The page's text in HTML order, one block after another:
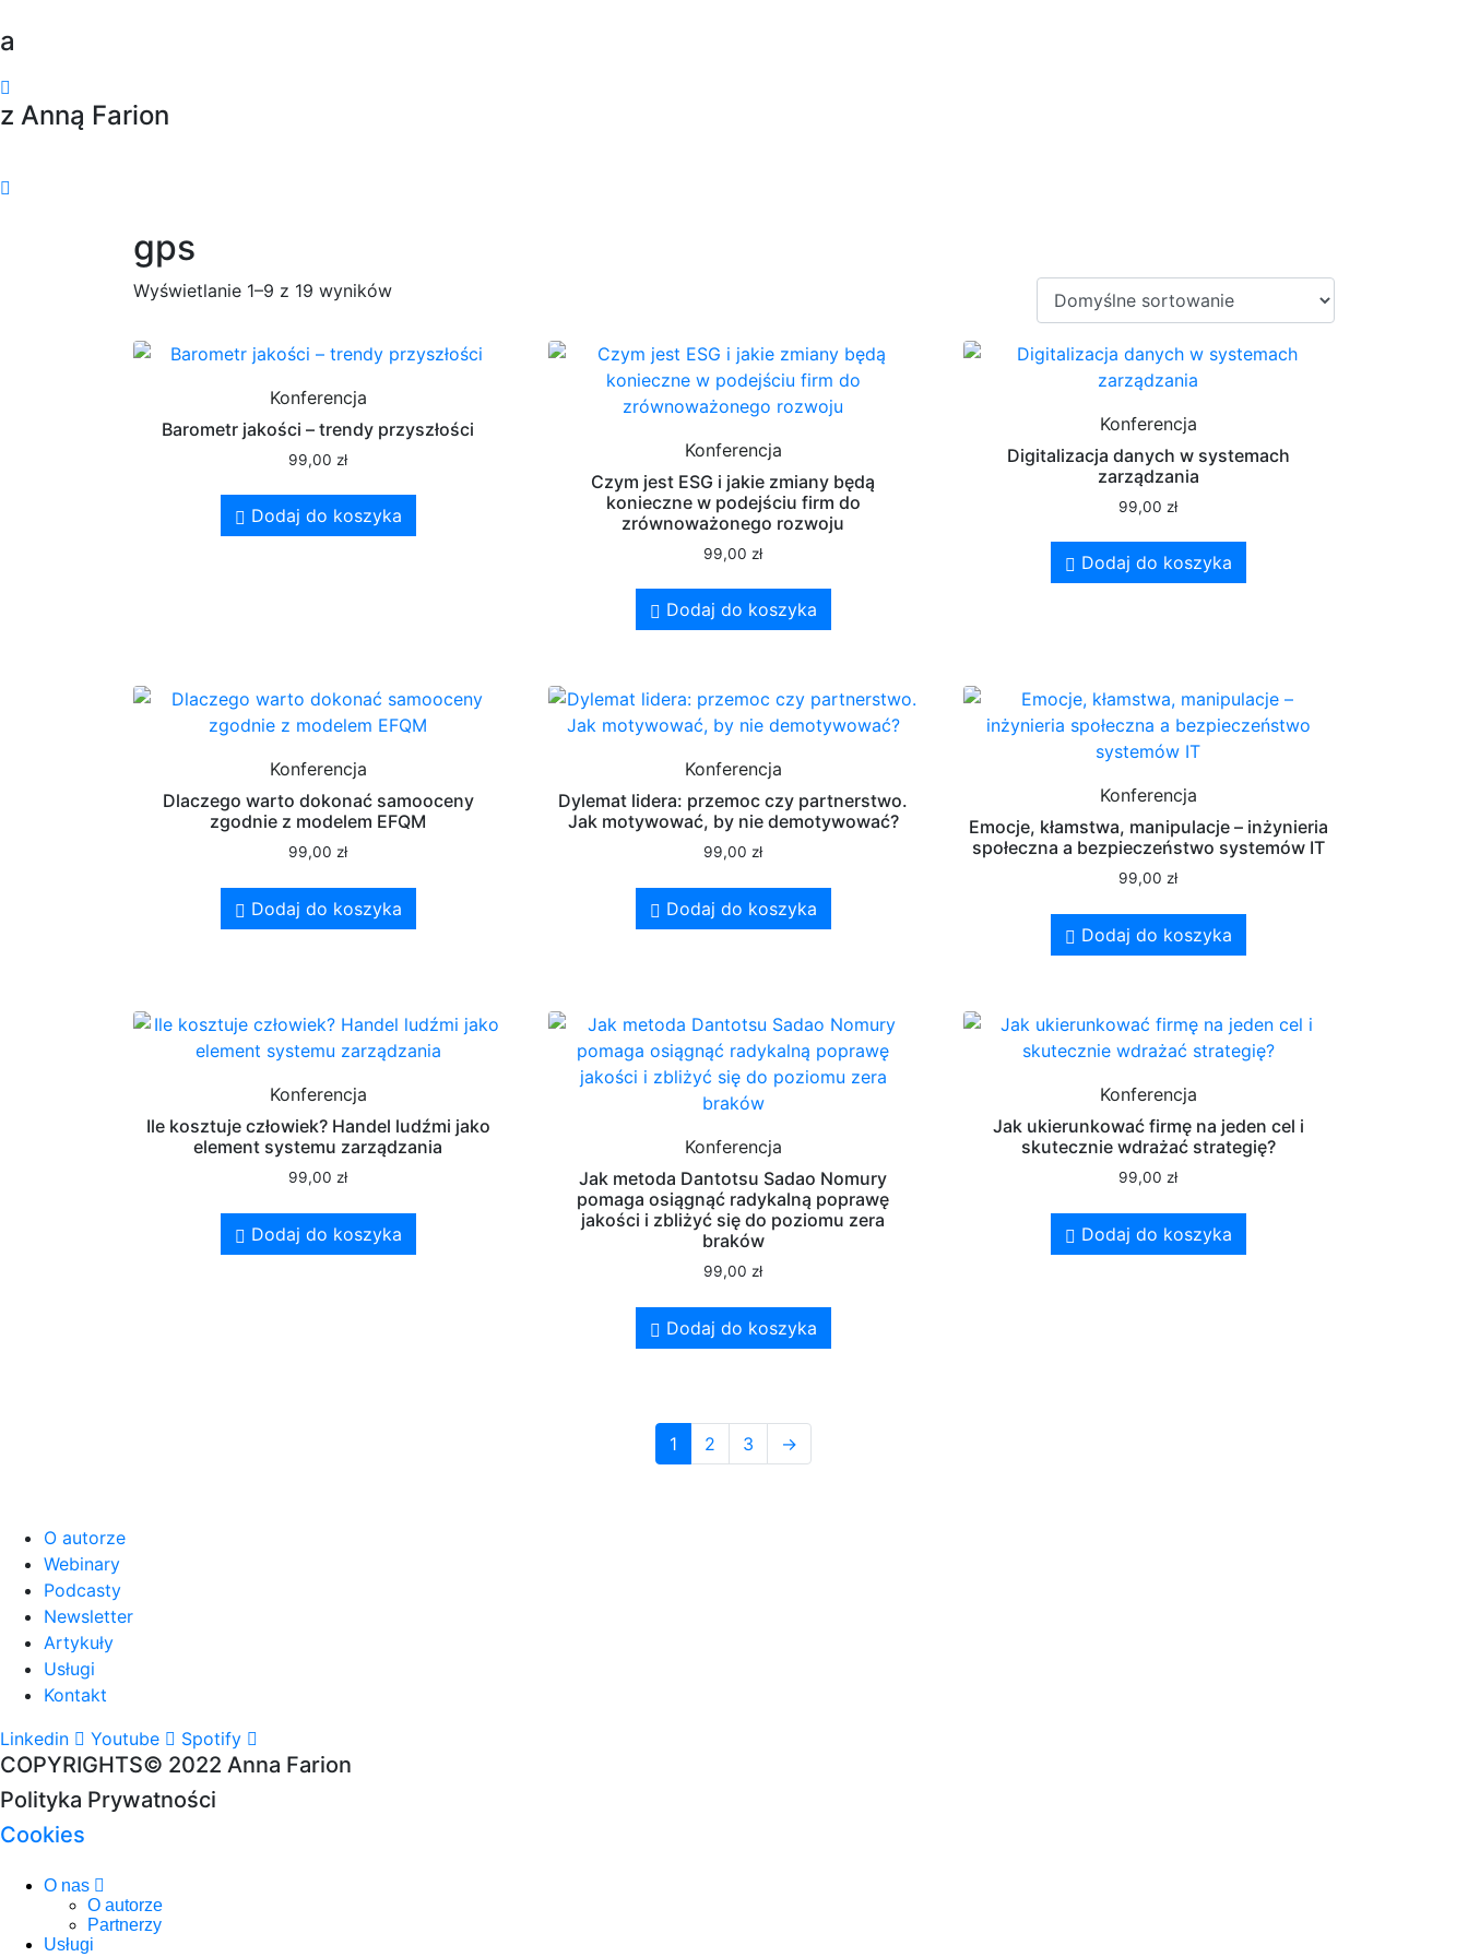
a
z Anną Farion
gps
Wyświetlanie 1–9 z 19 wyników
Konferencja
Barometr jakości – trendy przyszłości
99,00 zł
Dodaj do koszyka
Konferencja
Czym jest ESG i jakie zmiany będą
konieczne w podejściu firm do
zrównoważonego rozwoju
99,00 zł
Dodaj do koszyka
Konferencja
Digitalizacja danych w systemach
zarządzania
99,00 zł
Dodaj do koszyka
Konferencja
Dlaczego warto dokonać samooceny
zgodnie z modelem EFQM
99,00zł
Dodaj do koszyka
Konferencja
Dylemat lidera: przemoc czy partnerstwo.
Jak motywować, by nie demotywować?
99,00zł
Dodaj do koszyka
Konferencja
Emocje, kłamstwa, manipulacje – inżynieria
społeczna a bezpieczeństwo systemów IT
99,00zł
Dodaj do koszyka
Konferencja
Ile kosztuje człowiek? Handel ludźmi jako
element systemu zarządzania
99,00zł
Dodaj do koszyka
Konferencja
Jak metoda Dantotsu Sadao Nomury
pomaga osiągnąć radykalną poprawę
jakości i zbliżyć się do poziomu zera
braków
99,00zł
Dodaj do koszyka
Konferencja
Jak ukierunkować firmę na jeden cel i
skutecznie wdrażać strategię?
99,00zł
Dodaj do koszyka
1 2 3 →
O autorze
Webinary
Podcasty
Newsletter
Artykuły
Usługi
Kontakt
Linkedin
Youtube Spotify
COPYRIGHTS© 2022 Anna Farion
Polityka Prywatności
Cookies
O nas
O autorze
Partnerzy
Usługi